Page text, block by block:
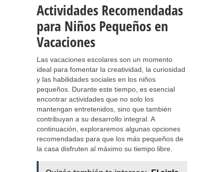
Actividades Recomendadas
para Niños Pequeños en
Vacaciones
Las vacaciones escolares son un momento
ideal para fomentar la creatividad, la curiosidad
y las habilidades sociales en los niños
pequeños. Durante este tiempo, es esencial
encontrar actividades que no solo los
mantengan entretenidos, sino que también
contribuyan a su desarrollo integral. A
continuación, exploraremos algunas opciones
recomendadas para que los más pequeños de
la casa disfruten al máximo su tiempo libre.